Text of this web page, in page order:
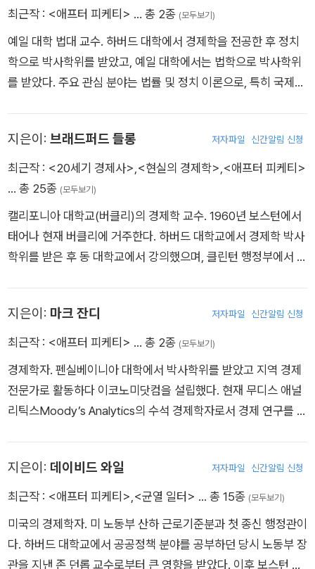
최근작 : <애프터 피케티> … 총 2종 (모두보기)
예일 대학 법대 교수. 하버드 대학에서 경제학을 전공한 후 정치
학으로 박사학위를 받았고, 예일 대학에서는 법학으로 박사학위
를 받았다. 주요 관심 분야는 법률 및 정치 이론으로, 특히 국제무
릭스 재단 이사회 일원이다.
지은이: 브래드퍼드 들롱 저자파일 신간알림 신청
최근작 : <20세기 경제사> <현실의 경제학> <애프터 피케티>
… 총 25종 (모두보기)
캘리포니아 대학교(버클리)의 경제학 교수. 1960년 보스턴에서
태어나 현재 버클리에 거주한다. 하버드 대학교에서 경제학 박사
학위를 받은 후 동 대학교에서 강의했으며, 클린턴 행정부에서 재
기와 대공황 시기에 관한 많은 논문을 썼고, 같은 학과의 배리 아
이켄그린 및 크리스티나 로머와 함께 버클리 경제학과를 대공황
대한 기고, 대중강연, 블로그 활동을 활발하게 하고 있다.
지은이: 마크 잔디 저자파일 신간알림 신청
최근작 : <애프터 피케티> … 총 2종 (모두보기)
경제학자. 펜실베이니아 대학에서 박사학위를 받았고 지역 경제
전문가로 활동하다 이코노미닷컴을 설립했다. 현재 무디스 애널
리틱스Moody’s Analytics의 수석 경제학자로서 경제 연구를 담
주요 매체에 출연한다.
지은이: 데이비드 와일 저자파일 신간알림 신청
최근작 : <애프터 피케티> <균열 일터> … 총 15종 (모두보기)
미국의 경제학자. 미 노동부 산하 근로기준분과 첫 종신 행정관이
다. 하버드 대학교에서 공공정책 분야를 공부하던 당시 노동부 장
관을 지낸 존 던롭 교수로부터 큰 영향을 받았다. 이후 보스턴 대